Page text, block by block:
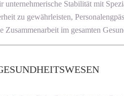
Stabilität mit
zu gewährleisten,
im gesamten